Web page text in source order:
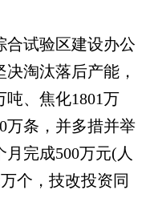
试验区建设办公
淘汰落后产能，
吨、焦化1801万
万条，并多措并举
月完成500万元(人
个，技改投资同